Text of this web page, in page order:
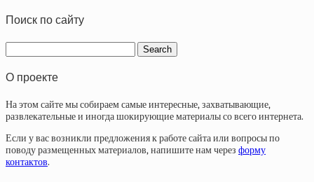
Поиск по сайту
О проекте
На этом сайте мы собираем самые интересные, захватывающие,
развлекательные и иногда шокирующие материалы со всего интернета.
Если у вас возникли предложения к работе сайта или вопросы по
поводу размещенных материалов, напишите нам через форму
контактов.